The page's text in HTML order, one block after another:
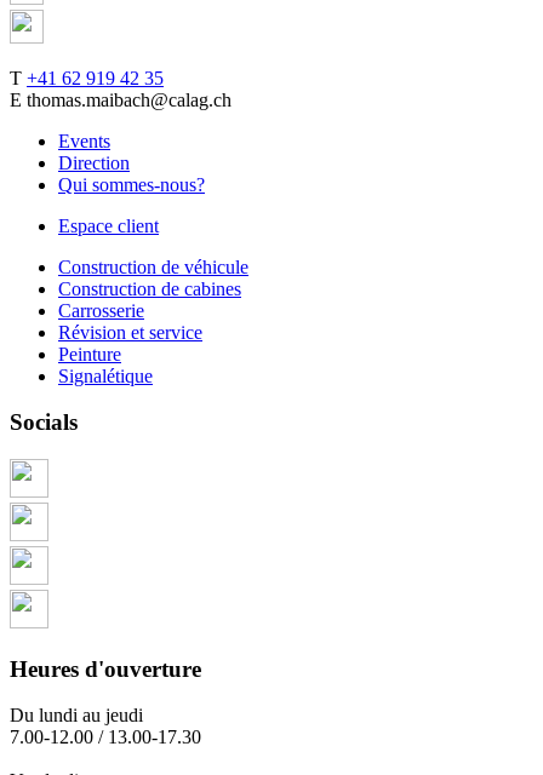
T +41 62 919 42 35
E thomas.maibach@calag.ch
Events
Direction
Qui sommes-nous?
Espace client
Construction de véhicule
Construction de cabines
Carrosserie
Révision et service
Peinture
Signalétique
Socials
Heures d'ouverture
Du lundi au jeudi
7.00-12.00 / 13.00-17.30